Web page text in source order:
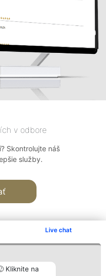
Live chat
Kliknite na
v odbore
Skontrolujte náš
služby.
Kontakt
Kontakt